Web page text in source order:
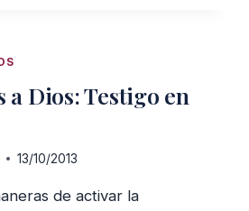
a Dios: Testigo en
13/10/2013
de activar la